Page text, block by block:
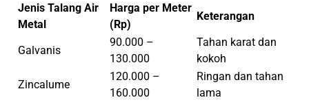
Jenis Talang Air
Metal
Harga per Meter
(Rp)
Keterangan
Galvanis
90.000 –
130.000
Tahan karat dan
kokoh
Zincalume
120.000 –
160.000
Ringan dan tahan
lama